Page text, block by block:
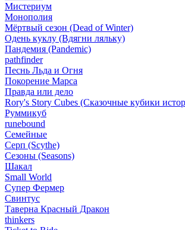
Мистериум
Монополия
Мёртвый сезон (Dead of Winter)
Одень куклу (Вдягни ляльку)
Пандемия (Pandemic)
pathfinder
Песнь Льда и Огня
Покорение Марса
Правда или дело
Rory's Story Cubes (Сказочные кубики
Руммикуб
runebound
Семейные
Серп (Scythe)
Сезоны (Seasons)
Шакал
Small World
Супер Фермер
Свинтус
Таверна Красный Дракон
thinkers